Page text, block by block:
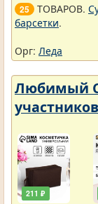
25 ТОВАРОВ.
барсетки.
Орг: Леда
Любимый
участников
211 ₽